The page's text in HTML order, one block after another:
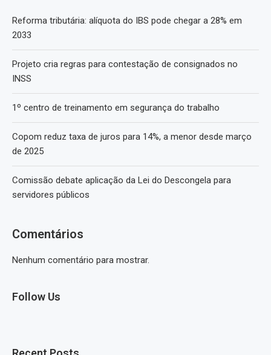
Reforma tributária: alíquota do IBS pode chegar a 28% em
2033
Projeto cria regras para contestação de consignados no
INSS
1º centro de treinamento em segurança do trabalho
Copom reduz taxa de juros para 14%, a menor desde março
de 2025
Comissão debate aplicação da Lei do Descongela para
servidores públicos
Comentários
Nenhum comentário para mostrar.
Follow Us